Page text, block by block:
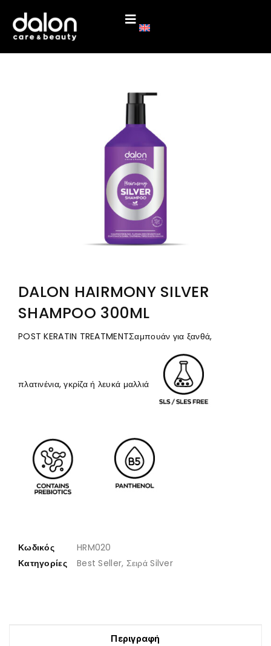
DALON HAIRMONY SILVER
SHAMPOO 300ML
POST KERATIN TREATMENTΣαμπουάν για ξανθά,
πλατινένια, γκρίζα ή λευκά μαλλιά
Κωδικός
HRM020
Κατηγορίες
Best Seller, Σειρά Silver
Περιγραφή